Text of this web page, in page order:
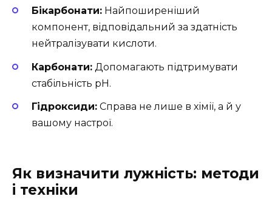
Бікарбонати: Найпоширеніший
компонент, відповідальний за здатність
нейтралізувати кислоти.
Карбонати: Допомагають підтримувати
стабільність pH.
Гідроксиди: Справа не лише в хімії, а й у
вашому настрої.
Як визначити лужність: методи
і техніки